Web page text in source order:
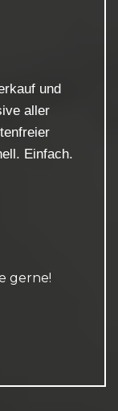
und
aller
Einfach.
gerne!